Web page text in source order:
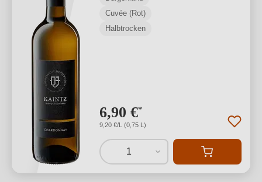
Cuvée (Rot)
Halbtrocken
6,90 €*
9,20 €/L (0,75 L)
1